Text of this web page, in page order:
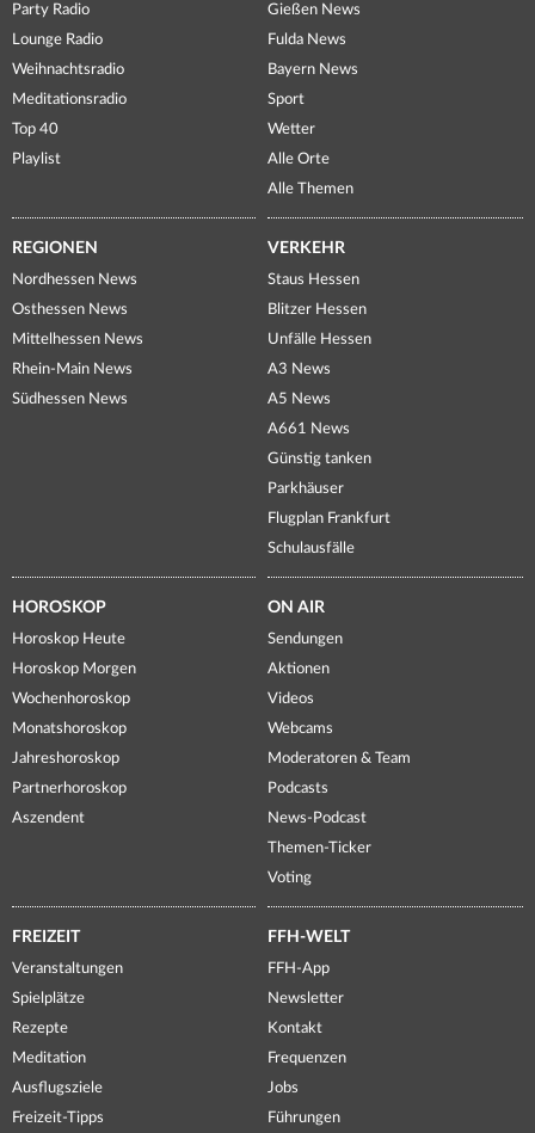
Party Radio
Lounge Radio
Weihnachtsradio
Meditationsradio
Top 40
Playlist
Gießen News
Fulda News
Bayern News
Sport
Wetter
Alle Orte
Alle Themen
REGIONEN
Nordhessen News
Osthessen News
Mittelhessen News
Rhein-Main News
Südhessen News
VERKEHR
Staus Hessen
Blitzer Hessen
Unfälle Hessen
A3 News
A5 News
A661 News
Günstig tanken
Parkhäuser
Flugplan Frankfurt
Schulausfälle
HOROSKOP
Horoskop Heute
Horoskop Morgen
Wochenhoroskop
Monatshoroskop
Jahreshoroskop
Partnerhoroskop
Aszendent
ON AIR
Sendungen
Aktionen
Videos
Webcams
Moderatoren & Team
Podcasts
News-Podcast
Themen-Ticker
Voting
FREIZEIT
Veranstaltungen
Spielplätze
Rezepte
Meditation
Ausflugsziele
Freizeit-Tipps
FFH-WELT
FFH-App
Newsletter
Kontakt
Frequenzen
Jobs
Führungen